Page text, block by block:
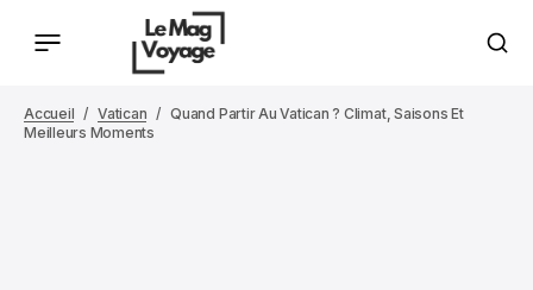
Accueil Vatican
Quand Partir Au Vatican ? Climat, Saisons Et
Meilleurs Moments